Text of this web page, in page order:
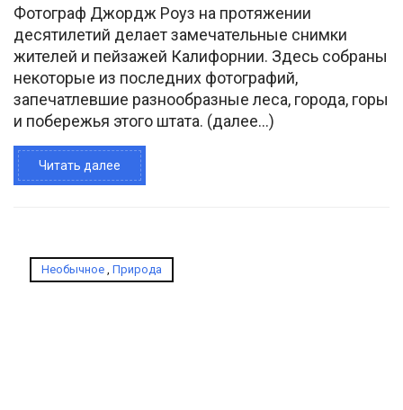
Фотограф Джордж Роуз на протяжении
десятилетий делает замечательные снимки
жителей и пейзажей Калифорнии. Здесь собраны
некоторые из последних фотографий,
запечатлевшие разнообразные леса, города, горы
и побережья этого штата. (далее…)
Читать далее
Необычное Природа